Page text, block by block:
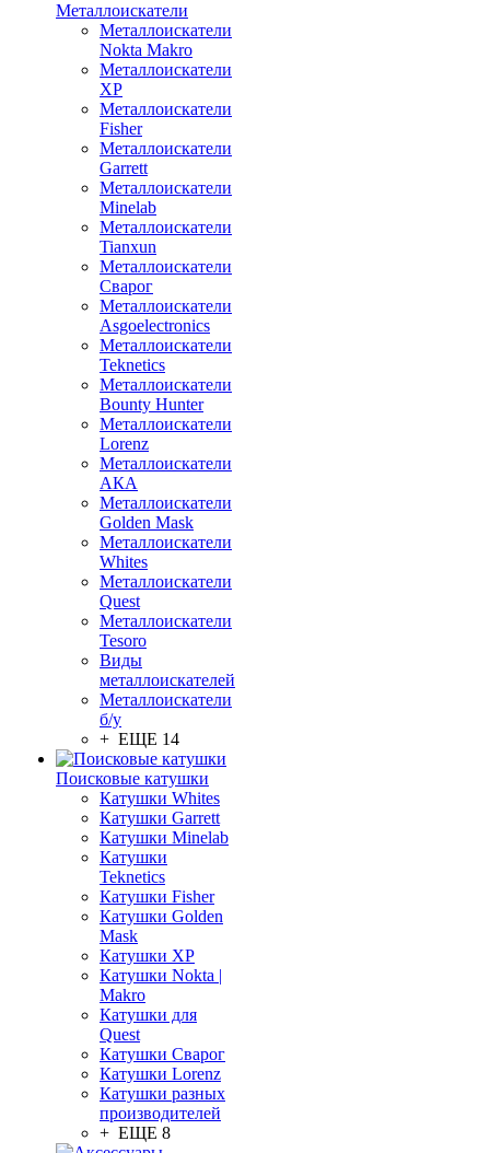
Металлоискатели
Металлоискатели
Nokta Makro
Металлоискатели
XP
Металлоискатели
Fisher
Металлоискатели
Garrett
Металлоискатели
Minelab
Металлоискатели
Tianxun
Металлоискатели
Сварог
Металлоискатели
Asgoelectronics
Металлоискатели
Teknetics
Металлоискатели
Bounty Hunter
Металлоискатели
Lorenz
Металлоискатели
АКА
Металлоискатели
Golden Mask
Металлоискатели
Whites
Металлоискатели
Quest
Металлоискатели
Tesoro
Виды
металлоискателей
Металлоискатели
б/у
+ ЕЩЕ 14
Поисковые катушки
Катушки Whites
Катушки Garrett
Катушки Minelab
Катушки
Teknetics
Катушки Fisher
Катушки Golden
Mask
Катушки XP
Катушки Nokta |
Makro
Катушки для
Quest
Катушки Сварог
Катушки Lorenz
Катушки разных
производителей
+ ЕЩЕ 8